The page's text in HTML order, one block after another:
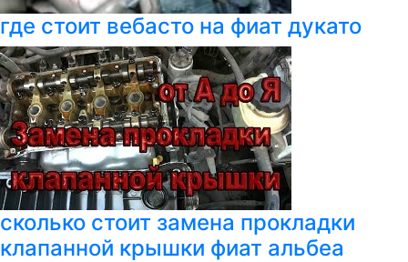
где стоит вебасто на фиат дукато
сколько стоит замена прокладки
клапанной крышки фиат альбеа